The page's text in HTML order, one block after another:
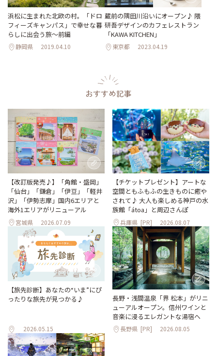
浜松に生まれた北欧の村。「ドロ
フィーズキャンパス」で幸せな暮
らしに出会う旅～前編
静岡県 2019.04.10
蔵前の隅田川沿いにオープン♪ 隈
研吾デザインのカフェレストラン
「KAWA KITCHEN」
東京都 2023.04.19
おすすめ記事
【改訂版発売♪】「角館・盛岡」
「仙台」「鎌倉」「伊豆」「軽井
沢」「伊勢志摩」国内6エリアと
海外1エリアがリニューアル
宮城県 2026.07.09
【チケットプレゼント】アートな
空間ともふもふの生きものに癒や
されて♪ 大人も楽しめる神戸の水
族館「átoa」と周辺さんぽ
兵庫県 [PR] 2026.08.07
【旅先診断】あなたの“いま”にぴ
ったりな旅先が見つかる♪
2026.05.15
長野・浅間温泉「界 松本」がリニ
ューアルオープン。信州ワインと
音楽に浸るエレガントな湯宿へ
長野県 [PR] 2026.08.05